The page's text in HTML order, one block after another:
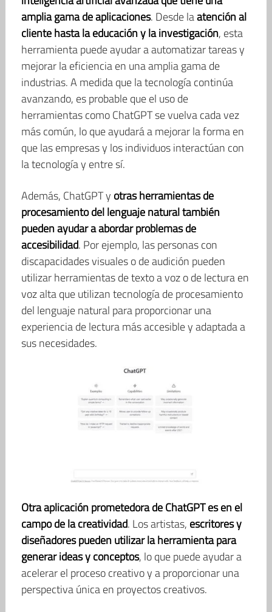
amplia gama de aplicaciones. Desde laatención al
cliente hasta la educación y la investigación, esta
herramienta puede ayudar a automatizar tareas y
mejorar la eficiencia en una amplia gama de
industrias. A medida que la tecnología continúa
avanzando, es probable que el uso de
herramientas como ChatGPT se vuelva cada vez
más común, lo que ayudará a mejorar la forma en
que las empresas y los individuos interactúan con
la tecnología y entre sí.
Además, ChatGPT y otras herramientas de
procesamiento del lenguaje natural también
pueden ayudar a abordar problemas de
accesibilidad. Por ejemplo, las personas con
discapacidades visuales o de audición pueden
utilizar herramientas de texto a voz o de lectura en
voz alta que utilizan tecnología de procesamiento
del lenguaje natural para proporcionar una
experiencia de lectura más accesible y adaptada a
sus necesidades.
Otra aplicación prometedora de ChatGPT es en el
campo de la creatividad. Los artistas, escritores y
diseñadores pueden utilizar la herramienta para
generar ideas y conceptos, lo que puede ayudar a
acelerar el proceso creativo y a proporcionar una
perspectiva única en proyectos creativos.